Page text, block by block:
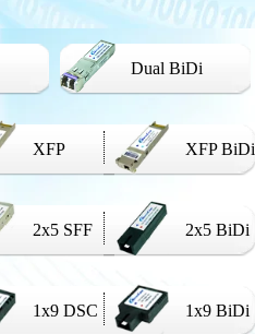
Dual BiDi
XFP XFP BiDi
2x5 SFF 2x5 BiDi
1x9 DSC 1x9 BiDi